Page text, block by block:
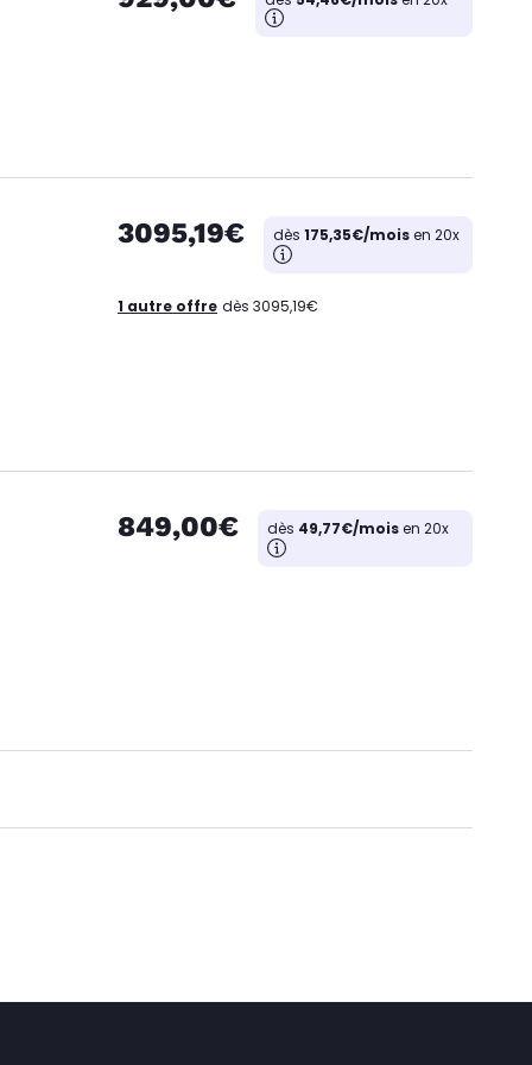
3095,19€ dès 175,35€/moisen 20x
1 autre offre dès 3095,19€
849,00€ dès 49,77€/moisen 20x